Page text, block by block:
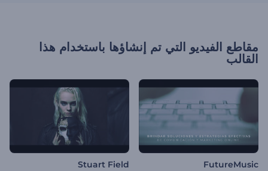
مقاطع الفيديو التي تم إنشاؤها باستخدام هذا
القالب
FutureMusic
Stuart Field